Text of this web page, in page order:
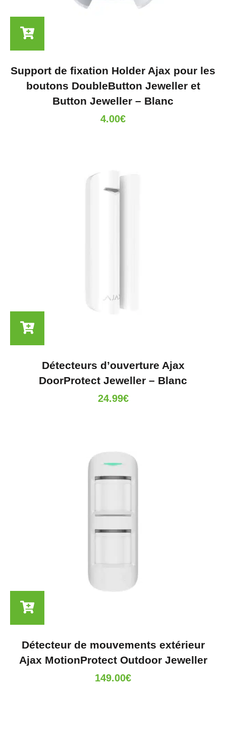
Support de fixation Holder Ajax pour les
boutons DoubleButton Jeweller et
Button Jeweller – Blanc
4.00€
Détecteurs d’ouverture Ajax
DoorProtect Jeweller – Blanc
24.99€
Détecteur de mouvements extérieur
Ajax MotionProtect Outdoor Jeweller
149.00€